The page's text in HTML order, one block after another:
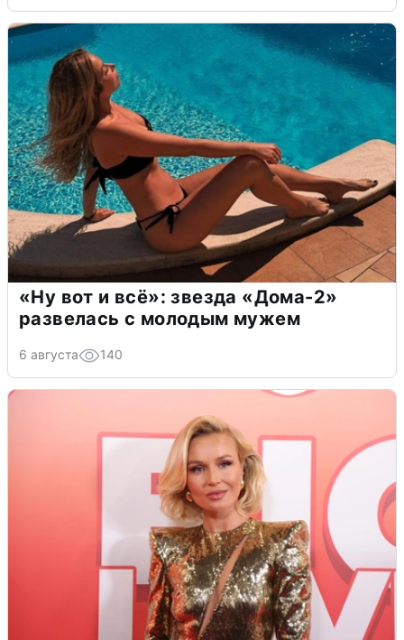
«Ну вот и всё»: звезда «Дома-2»
развелась с молодым мужем
6 августа 140